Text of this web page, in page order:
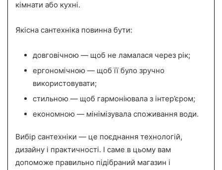
кімнати або кухні.
Якісна сантехніка повинна бути:
довговічною — щоб не ламалася через рік;
ергономічною — щоб її було зручно
використовувати;
стильною — щоб гармоніювала з інтер’єром;
економною — мінімізувала споживання води.
Вибір сантехніки — це поєднання технологій,
дизайну і практичності. І саме в цьому вам
допоможе правильно підібраний магазин і